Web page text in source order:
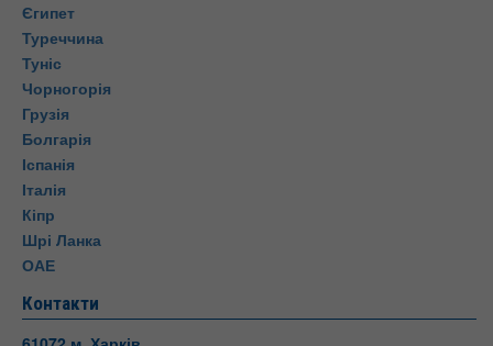
Єгипет
Туреччина
Туніс
Чорногорія
Грузія
Болгарія
Іспанія
Італія
Кіпр
Шрі Ланка
ОАЕ
Контакти